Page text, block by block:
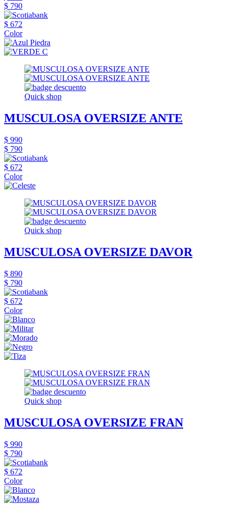
$ 790
$ 672
Color
Quick shop
MUSCULOSA OVERSIZE ANTE
$ 990
$ 790
$ 672
Color
Quick shop
MUSCULOSA OVERSIZE DAVOR
$ 890
$ 790
$ 672
Color
Quick shop
MUSCULOSA OVERSIZE FRAN
$ 990
$ 790
$ 672
Color